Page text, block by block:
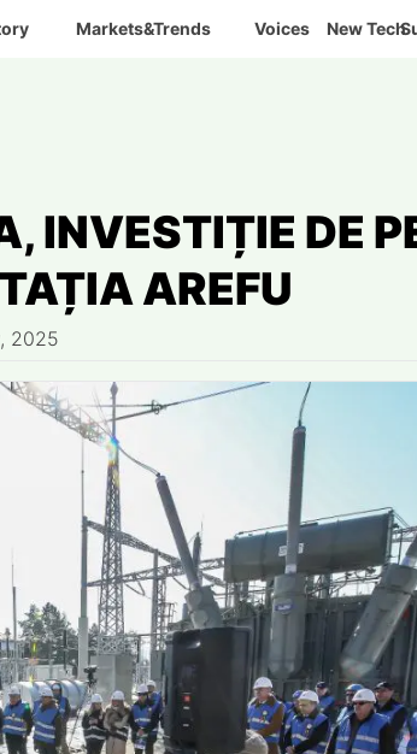
Markets&Trends Voices New Tech
INVESTIȚIE DE
AREFU
2025